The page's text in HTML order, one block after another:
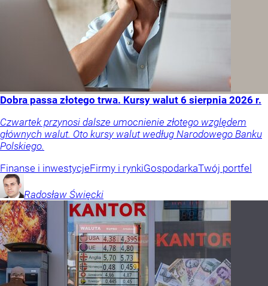
Dobra passa złotego trwa. Kursy walut 6 sierpnia 2026 r.
Czwartek przynosi dalsze umocnienie złotego względem
głównych walut. Oto kursy walut według Narodowego Banku
Polskiego.
Finanse i inwestycjeFirmy i rynkiGospodarkaTwój portfel
Radosław Święcki